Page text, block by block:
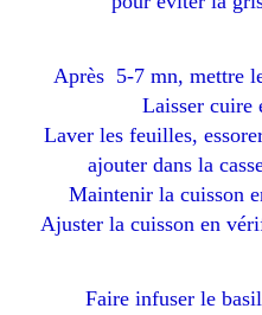
Après 5-7 mn, mettre
Laisser cuire
Laver les feuilles,
ajouter dans la
Maintenir la cuisson
Ajuster la cuisson en
Faire infuser le